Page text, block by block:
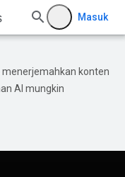
Masuk
konten
AI mungkin